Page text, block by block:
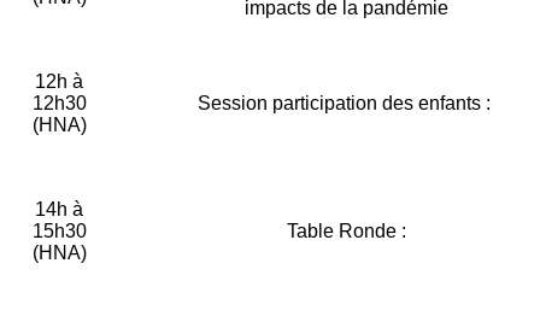
impacts de la pandémie
12h à
12h30
(HNA)
Session participation des enfants :
14h à
15h30
(HNA)
Table Ronde :